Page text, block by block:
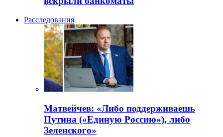
Расследования
Матвейчев: «Либо поддерживаешь
Путина («Единую Россию»), либо
Зеленского»